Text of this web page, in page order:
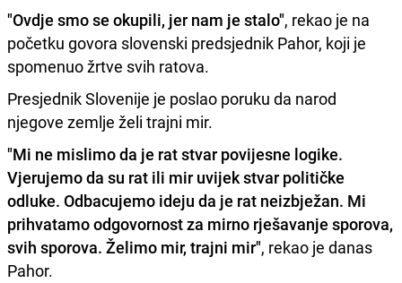
"Ovdje smo se okupili, jer nam je stalo", rekao je na
početku govora slovenski predsjednik Pahor, koji je
spomenuo žrtve svih ratova.
Presjednik Slovenije je poslao poruku da narod
njegove zemlje želi trajni mir.
"Mi ne mislimo da je rat stvar povijesne logike.
Vjerujemo da su rat ili mir uvijek stvar političke
odluke. Odbacujemo ideju da je rat neizbježan. Mi
prihvatamo odgovornost za mirno rješavanje sporova,
svih sporova. Želimo mir, trajni mir", rekao je danas
Pahor.